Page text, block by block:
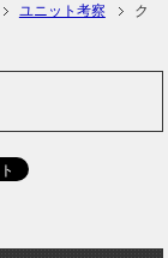
ユニット考察
ク